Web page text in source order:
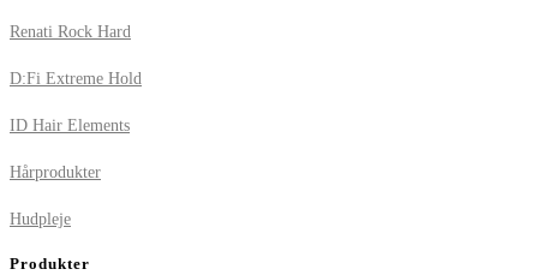
Renati Rock Hard
D:Fi Extreme Hold
ID Hair Elements
Hårprodukter
Hudpleje
Produkter